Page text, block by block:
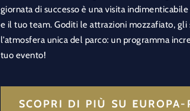
giornata di successo è una visita
e il tuo team. Goditi le attrazioni mozzafiato,
l’atmosfera unica del parco: un programma
tuo evento!
SCOPRI DI PIÙ SU EUROPA-